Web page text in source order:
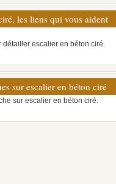
les liens qui vous aident
détailler escalier en béton ciré.
sur escalier en béton ciré
sur escalier en béton ciré.